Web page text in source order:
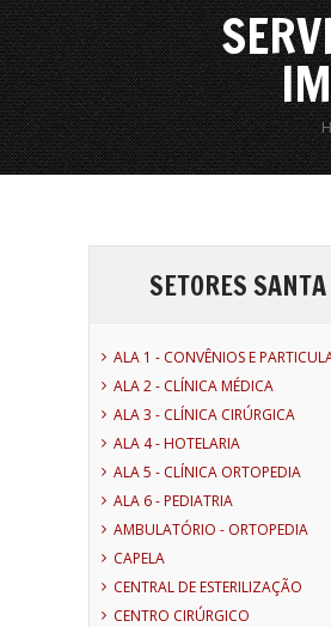
SETORES
ALA 1 - CONVÊNIOS E
ALA 2 - CLÍNICA MÉDICA
ALA 3 - CLÍNICA CIRÚRGICA
ALA 4 - HOTELARIA
ALA 5 - CLÍNICA ORTOPEDIA
ALA 6 - PEDIATRIA
AMBULATÓRIO - ORTOPEDIA
CAPELA
CENTRAL DE ESTERILIZAÇÃO
CENTRO CIRÚRGICO